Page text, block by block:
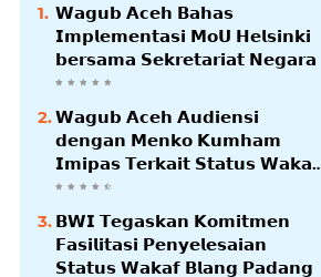
𝗪𝗮𝗴𝘂𝗯 𝗔𝗰𝗲𝗵 𝗕𝗮𝗵𝗮𝘀
𝗜𝗺𝗽𝗹𝗲𝗺𝗲𝗻𝘁𝗮𝘀𝗶 𝗠𝗼𝗨 𝗛𝗲𝗹𝘀𝗶𝗻𝗸𝗶
𝗯𝗲𝗿𝘀𝗮𝗺𝗮 𝗦𝗲𝗸𝗿𝗲𝘁𝗮𝗿𝗶𝗮𝘁 𝗡𝗲𝗴𝗮𝗿𝗮
𝗪𝗮𝗴𝘂𝗯 𝗔𝗰𝗲𝗵 𝗔𝘂𝗱𝗶𝗲𝗻𝘀𝗶
𝗱𝗲𝗻𝗴𝗮𝗻 𝗠𝗲𝗻𝗸𝗼 𝗞𝘂𝗺𝗵𝗮𝗺
𝗜𝗺𝗶𝗽𝗮𝘀 𝗧𝗲𝗿𝗸𝗮𝗶𝘁 𝗦𝘁𝗮𝘁𝘂𝘀 𝗪𝗮𝗸𝗮𝗳
𝗕𝗹𝗮𝗻𝗴𝗽𝗮𝗱𝗮𝗻𝗴
𝗕𝗪𝗜 𝗧𝗲𝗴𝗮𝘀𝗸𝗮𝗻 𝗞𝗼𝗺𝗶𝘁𝗺𝗲𝗻
𝗙𝗮𝘀𝗶𝗹𝗶𝘁𝗮𝘀𝗶 𝗣𝗲𝗻𝘆𝗲𝗹𝗲𝘀𝗮𝗶𝗮𝗻
𝗦𝘁𝗮𝘁𝘂𝘀 𝗪𝗮𝗸𝗮𝗳 𝗕𝗹𝗮𝗻𝗴 𝗣𝗮𝗱𝗮𝗻𝗴